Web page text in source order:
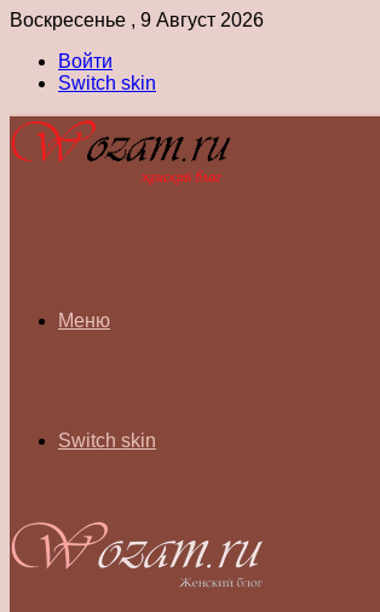
Воскресенье , 9 Август 2026
Войти
Switch skin
Меню
Switch skin